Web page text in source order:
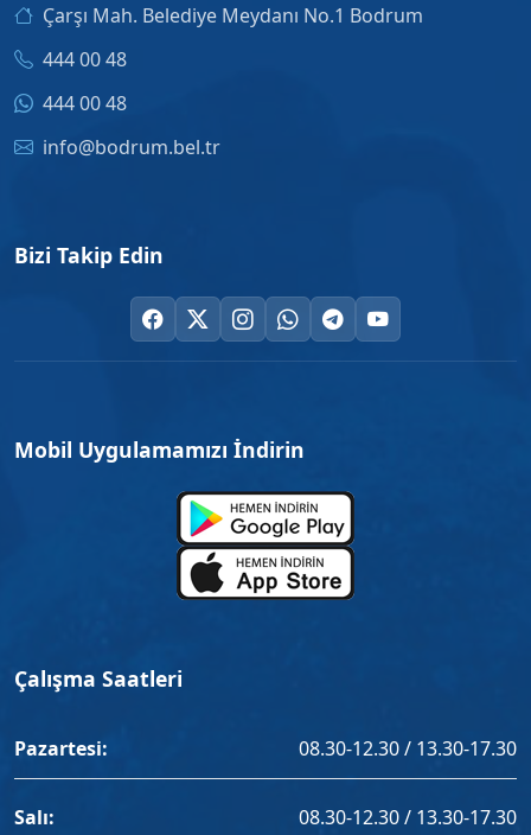
Çarşı Mah. Belediye Meydanı No.1 Bodrum
444 00 48
444 00 48
info@bodrum.bel.tr
Bizi Takip Edin
Mobil Uygulamamızı İndirin
Çalışma Saatleri
Pazartesi: 08.30-12.30 / 13.30-17.30
Salı: 08.30-12.30 / 13.30-17.30